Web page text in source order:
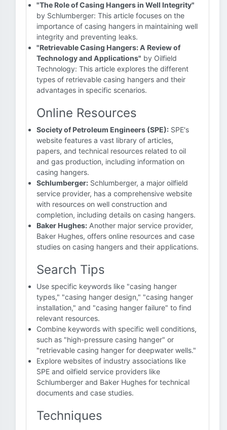
"The Role of Casing Hangers in Well Integrity"
by Schlumberger: This article focuses on the
importance of casing hangers in maintaining well
integrity and preventing leaks.
"Retrievable Casing Hangers: A Review of
Technology and Applications" by Oilfield
Technology: This article explores the different
types of retrievable casing hangers and their
advantages in specific scenarios.
Online Resources
Society of Petroleum Engineers (SPE): SPE's
website features a vast library of articles,
papers, and technical resources related to oil
and gas production, including information on
casing hangers.
Schlumberger: Schlumberger, a major oilfield
service provider, has a comprehensive website
with resources on well construction and
completion, including details on casing hangers.
Baker Hughes: Another major service provider,
Baker Hughes, offers online resources and case
studies on casing hangers and their applications.
Search Tips
Use specific keywords like "casing hanger
types," "casing hanger design," "casing hanger
installation," and "casing hanger failure" to find
relevant resources.
Combine keywords with specific well conditions,
such as "high-pressure casing hanger" or
"retrievable casing hanger for deepwater wells."
Explore websites of industry associations like
SPE and oilfield service providers like
Schlumberger and Baker Hughes for technical
documents and case studies.
Techniques